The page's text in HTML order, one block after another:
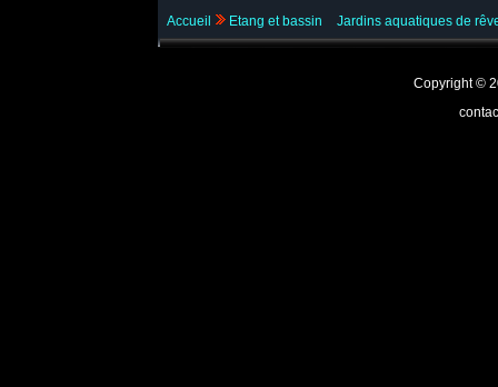
Accueil Etang et bassin Jardins aquatiques de
Copyright ©